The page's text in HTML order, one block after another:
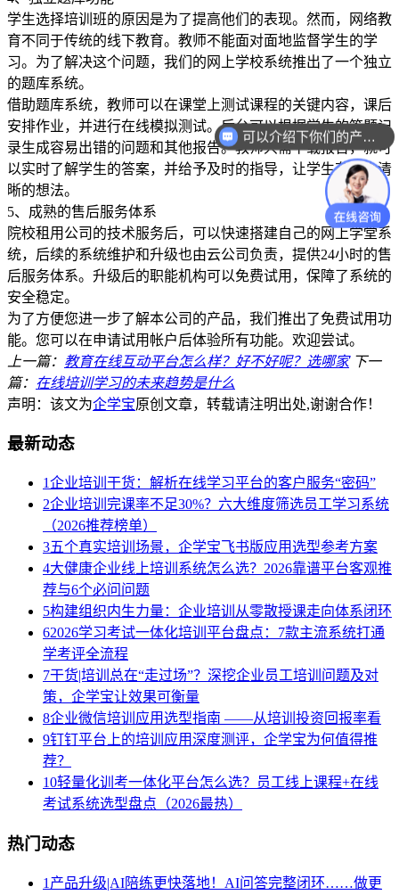
学生选择培训班的原因是为了提高他们的表现。然而，网络教
育不同于传统的线下教育。教师不能面对面地监督学生的学
习。为了解决这个问题，我们的网上学校系统推出了一个独立
的题库系统。
借助题库系统，教师可以在课堂上测试课程的关键内容，课后
安排作业，并进行在线模拟测试。后台可以根据学生的答题记
录生成容易出错的问题和其他报告。教师只需下载报告，就可
以实时了解学生的答案，并给予及时的指导，让学生有一个清
晰的想法。
5、成熟的售后服务体系
院校租用公司的技术服务后，可以快速搭建自己的网上学堂系
统，后续的系统维护和升级也由云公司负责，提供24小时的售
后服务体系。升级后的职能机构可以免费试用，保障了系统的
安全稳定。
为了方便您进一步了解本公司的产品，我们推出了免费试用功
能。您可以在申请试用帐户后体验所有功能。欢迎尝试。
上一篇： 教育在线互动平台怎么样？好不好呢？选哪家 下一
篇： 在线培训学习的未来趋势是什么
声明：该文为企学宝原创文章，转载请注明出处,谢谢合作！
最新动态
1企业培训干货：解析在线学习平台的客户服务“密码”
2企业培训完课率不足30%？六大维度筛选员工学习系统
（2026推荐榜单）
3五个真实培训场景，企学宝飞书版应用选型参考方案
4大健康企业线上培训系统怎么选？2026靠谱平台客观推
荐与6个必问问题
5构建组织内生力量：企业培训从零散授课走向体系闭环
62026学习考试一体化培训平台盘点：7款主流系统打通
学考评全流程
7干货|培训总在“走过场”？深挖企业员工培训问题及对
策，企学宝让效果可衡量
8企业微信培训应用选型指南 ——从培训投资回报率看
9钉钉平台上的培训应用深度测评，企学宝为何值得推
荐？
10轻量化训考一体化平台怎么选？员工线上课程+在线
考试系统选型盘点（2026最热）
热门动态
1 产品升级|AI陪练更快落地！AI问答完整闭环……做更
可以介绍下你们的产品么？